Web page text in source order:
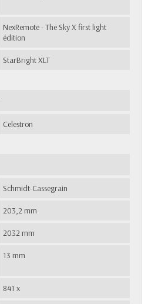
NexRemote - The Sky X first light
édition
StarBright XLT
Celestron
Schmidt-Cassegrain
203,2 mm
2032 mm
13 mm
841 x